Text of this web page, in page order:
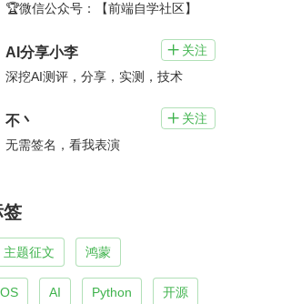
🏆微信公众号：【前端自学社区】
AI分享小李  关注
深挖AI测评，分享，实测，技术
不丶  关注
无需签名，看我表演
签
主题征文 鸿蒙
AI Python 开源